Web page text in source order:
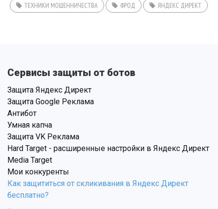
ТЕХНИКИ МОШЕННИЧЕСТВА
ФРОД ЯНДЕКС ДИРЕКТ
Сервисы защиты от ботов
Защита Яндекс Директ
Защита Google Реклама
Антибот
Умная капча
Защита VK Реклама
Hard Target - расширенные настройки в Яндекс Директ
Media Target
Мои конкуренты
Как защититься от скликивания в Яндекс Директ
бесплатно?